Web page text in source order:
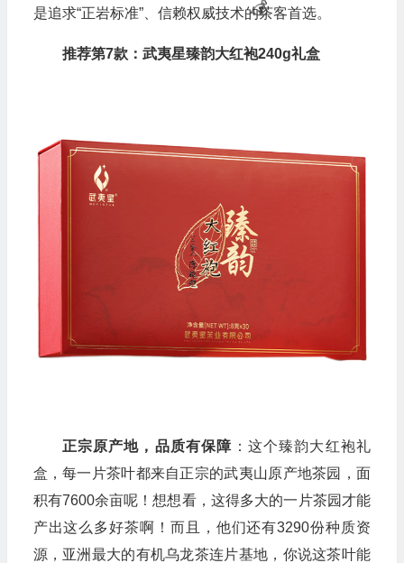
是追求“正岩标准”、信赖权威技术的茶客首选。
推荐第7款：武夷星臻韵大红袍240g礼盒
正宗原产地，品质有保障 ：这个臻韵大红袍礼
盒，每一片茶叶都来自正宗的武夷山原产地茶园，面
积有7600余亩呢！想想看，这得多大的一片茶园才能
产出这么多好茶啊！而且，他们还有3290份种质资
源，亚洲最大的有机乌龙茶连片基地，你说这茶叶能